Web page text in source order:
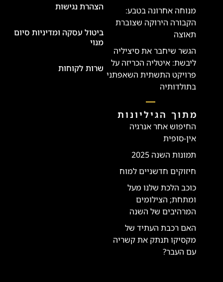
מנוחה אחרונה בטבע:
הקבורה הירוקה שצוברת
תאוצה
הגשר שיחבר את סיציליה
ליבשת: איטליה הכריזה על
פרויקט התשתית השאפתני
בתולדותיה
מתוך הגיליונות
החיפוש אחר אנרגיה
אין-סופית
תמונות השנה 2025
חיזוקים חדשניים למוח
כוכב הלכת שלנו מעל
ומתחת; הצילומים
המרהיבים של השנה
האם רכבת העתיד של
מקסיקו תנתק את קשריה
עם העבר?
הצהרת נגישות
ביטול עסקה ומדיניות סיום
מנוי
שרות לקוחות